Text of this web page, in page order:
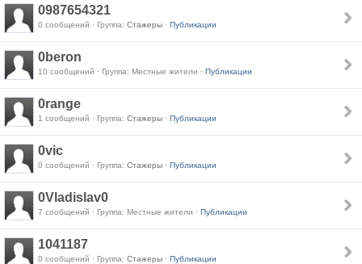
0987654321
0 сообщений · Группа: Стажеры · Публикации
0beron
10 сообщений · Группа: Местные жители · Публикации
0range
1 сообщений · Группа: Стажеры · Публикации
0vic
0 сообщений · Группа: Стажеры · Публикации
0Vladislav0
7 сообщений · Группа: Местные жители · Публикации
1041187
0 сообщений · Группа: Стажеры · Публикации